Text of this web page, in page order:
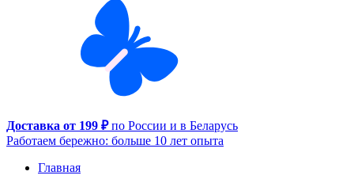
Доставка от 199 ₽по России и в Беларусь
Работаем бережно: больше 10 лет опыта
Главная